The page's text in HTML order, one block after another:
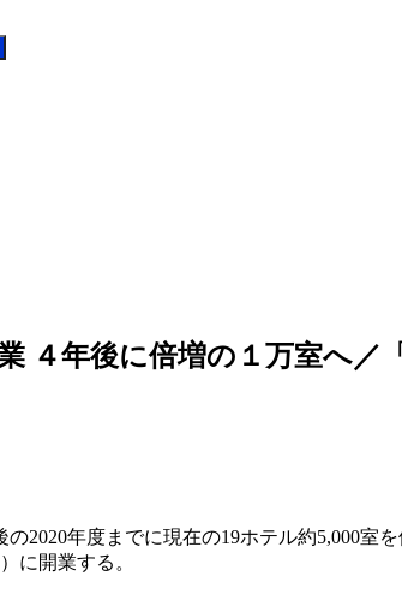
４年後に倍増の１万室へ／
2020年度までに現在の19ホテル約5,000室
に開業する。